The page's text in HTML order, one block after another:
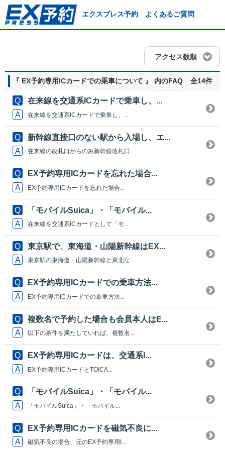
エクスプレス予約 よくあるご質問
アクセス数順
『 EX予約専用ICカードでの乗車について 』 内のFAQ 全14件
在来線を交通系ICカードで乗車し、...
在来線を交通系ICカードで乗車し、...
新幹線直接口のない駅から入場し、エ...
在来線の改札口からのみ新幹線改札口...
EX予約専用ICカードを忘れた場合...
EX予約専用ICカードを忘れた場合...
「モバイルSuica」・「モバイル...
在来線を交通系ICカードとして「モ...
東京駅で、東海道・山陽新幹線はEX...
東京駅の東海道・山陽新幹線と東北な...
EX予約専用ICカードでの乗車方法...
EX予約専用ICカードでの乗車方法...
複数名で予約した場合も会員本人はE...
以下の条件を満たしていれば、複数名...
EX予約専用ICカードは、交通系I...
EX予約専用ICカードとTOICA...
「モバイルSuica」・「モバイル...
「モバイルSuica」・「モバイル...
EX予約専用ICカードを磁気不良に...
磁気不良の場合、元のEX予約専用I...